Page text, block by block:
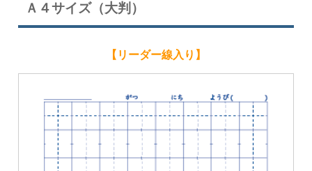
Ａ４サイズ（大判）
【リーダー線入り】